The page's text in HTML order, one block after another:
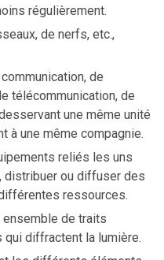
régulièrement.
de nerfs, etc.,
de
télécommunication, de
une même unité
à une même compagnie.
reliés les uns
distribuer ou diffuser des
ressources.
ensemble de traits
diffractent la lumière.